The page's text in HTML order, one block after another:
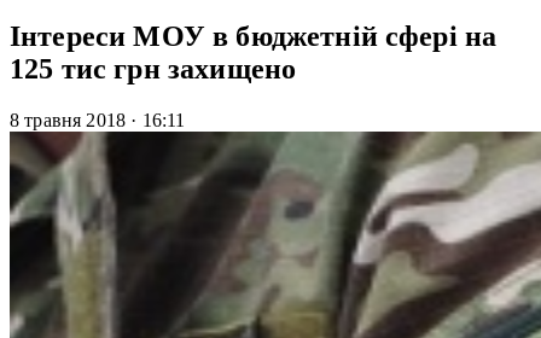
Інтереси МОУ в бюджетній сфері на
125 тис грн захищено
8 травня 2018 · 16:11